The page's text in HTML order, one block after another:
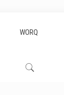
WORQ